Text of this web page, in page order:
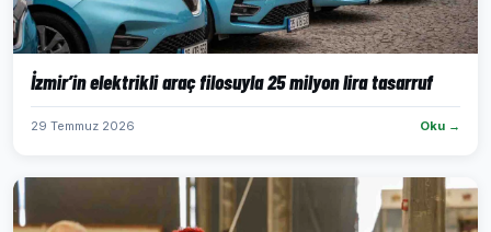
İzmir’in elektrikli araç filosuyla 25 milyon lira tasarruf
29 Temmuz 2026 Oku →